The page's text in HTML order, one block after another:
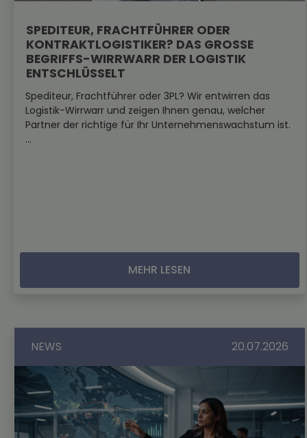
SPEDITEUR, FRACHTFÜHRER ODER
KONTRAKTLOGISTIKER? DAS GROSSE B
EGRIFFS-WIRRWARR DER LOGISTIK E
NTSCHLÜSSELT
Spediteur, Frachtführer oder 3PL? Wir entwirren das
Logistik-Wirrwarr und zeigen Ihnen genau, welcher
Partner der richtige für Ihr Unternehmenswachstum ist.
...
MEHR LESEN
NEWS 20.07.2026